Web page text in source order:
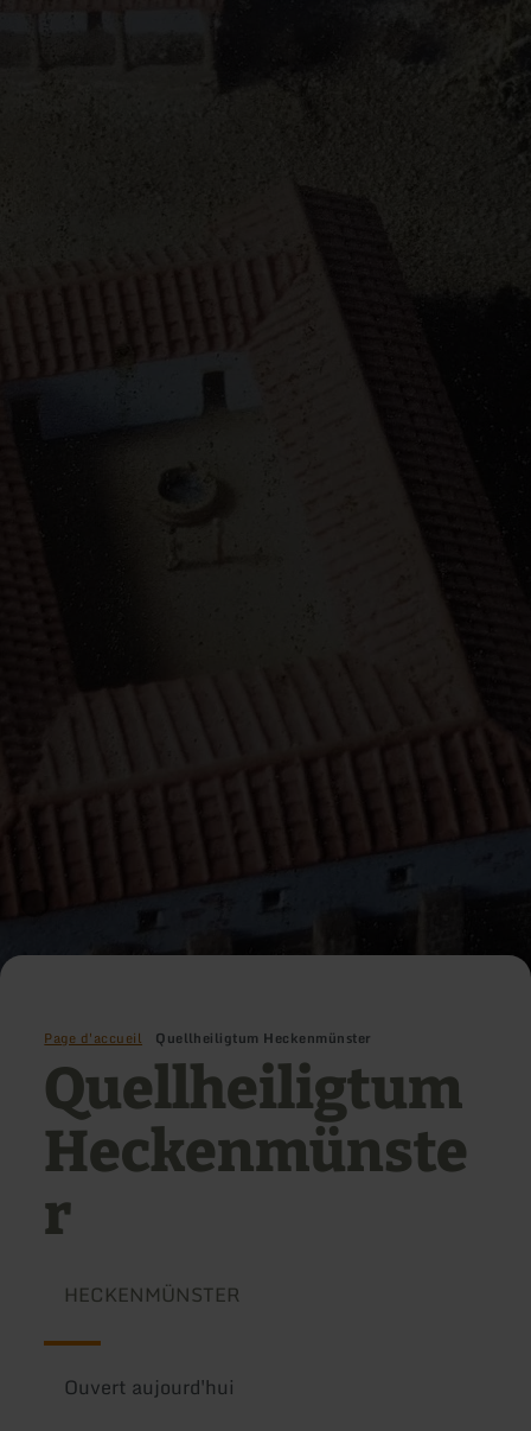
Page d'accueil Quellheiligtum Heckenmünster
Quellheiligtum
Heckenmünste
r
HECKENMÜNSTER
Ouvert aujourd'hui